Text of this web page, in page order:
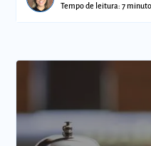
Tempo de leitura: 7